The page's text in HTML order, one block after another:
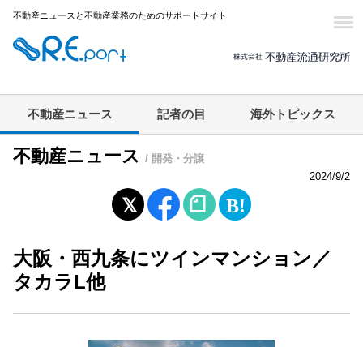
不動産ニュースと不動産業務のためのサポートサイト
不動産ニュース 記者の目 海外トピックス
不動産ニュース / 開発・分譲
2024/9/2
大阪・西九条にツインマンション／
タカラL他